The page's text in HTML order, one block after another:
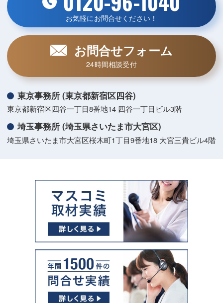
お気軽にお問合せください！
お問合せフォーム
24時間相談受付
東京事務所 (東京都新宿区四谷)
東京都新宿区四谷一丁目8番地14 四谷一丁目ビル3階
埼玉事務所 (埼玉県さいたま市大宮区)
埼玉県さいたま市大宮区桜木町1丁目9番地18 大宮三貴ビル4階